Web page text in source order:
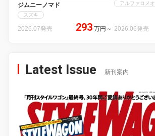
ジムニーノマド
スズキ
2026.07発売 293 万円 ～
アルファロメオ
2026.06発売
Latest Issue 新刊案内